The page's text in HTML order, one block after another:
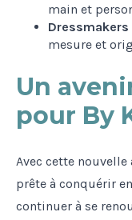
main et
Dressmakers
mesure et
Un
pour By
Avec cette
prête à conquérir
continuer à se